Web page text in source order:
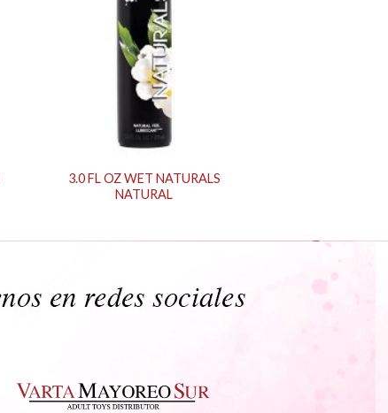
3.0 FL OZ WET NATURALS
NATURAL